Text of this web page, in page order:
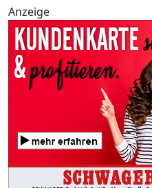
Anzeige